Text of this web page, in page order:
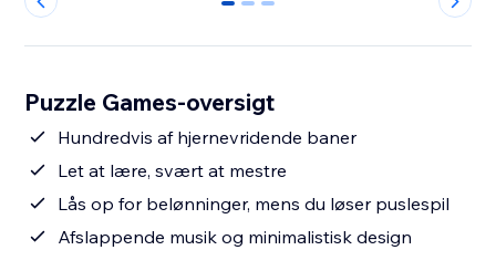
0 1 2
Puzzle Games-oversigt
Hundredvis af hjernevridende baner
Let at lære, svært at mestre
Lås op for belønninger, mens du løser puslespil
Afslappende musik og minimalistisk design